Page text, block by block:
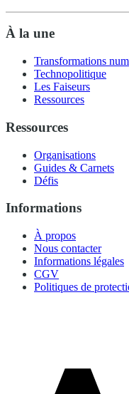
À la une
Transformations
Technopolitique
Les Faiseurs
Ressources
Ressources
Organisations
Guides & Carnets
Défis
Informations
À propos
Nous contacter
Informations légales
CGV
Politiques de